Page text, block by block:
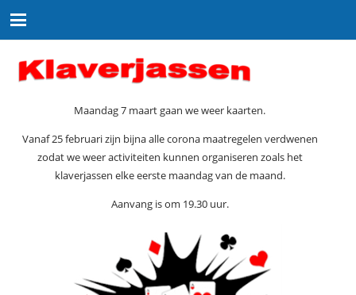
Maandag 7 maart gaan we weer kaarten.
Vanaf 25 februari zijn bijna alle corona maatregelen verdwenen
zodat we weer activiteiten kunnen organiseren zoals het
klaverjassen elke eerste maandag van de maand.
Aanvang is om 19.30 uur.